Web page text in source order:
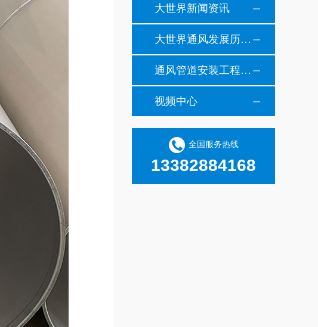
大世界新闻资讯
大世界通风发展历程纪事
通风管道安装工程风管安装现场施工案例
视频中心
全国服务热线
13382884168